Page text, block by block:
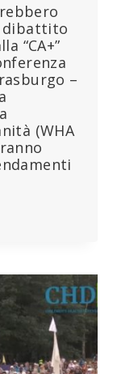
dibattito
“CA+”
–
(WHA